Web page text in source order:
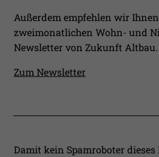
Außerdem empfehlen wir
zweimonatlichen Wohn- und
Newsletter von Zukunft Altbau.
Zum Newsletter
Damit kein Spamroboter